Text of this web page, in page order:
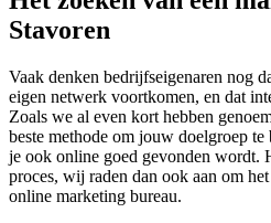
Stavoren
Vaak denken bedrijfseigenaren nog
eigen netwerk voortkomen, en dat
Zoals we al even kort hebben
beste methode om jouw doelgroep
je ook online goed gevonden wordt.
proces, wij raden dan ook aan om
online marketing bureau.